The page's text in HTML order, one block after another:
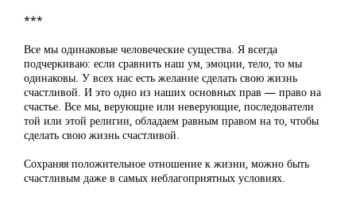
***
Все мы одинаковые человеческие существа. Я всегда
подчеркиваю: если сравнить наш ум, эмоции, тело, то мы
одинаковы. У всех нас есть желание сделать свою жизнь
счастливой. И это одно из наших основных прав — право на
счастье. Все мы, верующие или неверующие, последователи
той или этой религии, обладаем равным правом на то, чтобы
сделать свою жизнь счастливой.
Сохраняя положительное отношение к жизни, можно быть
счастливым даже в самых неблагоприятных условиях.